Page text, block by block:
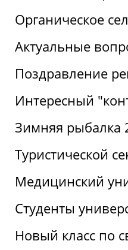
Органическое
Актуальные
Поздравление
Интересный
Зимняя рыбалка
Туристической
Медицинский
Студенты
Новый класс по